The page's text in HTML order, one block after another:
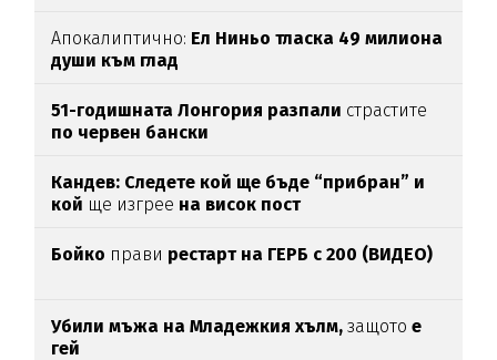
Апокалиптично: Ел Ниньо тласка 49 милиона
души към глад
51-годишната Лонгория разпали страстите
по червен бански
Кандев: Следете кой ще бъде “прибран” и
кой ще изгрее на висок пост
Бойко прави рестарт на ГЕРБ с 200 (ВИДЕО)
Убили мъжа на Младежкия хълм,защото е
гей